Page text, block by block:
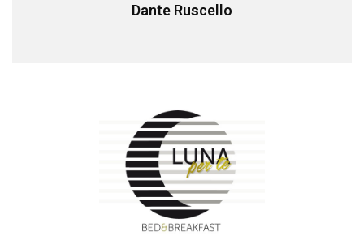
Dante Ruscello